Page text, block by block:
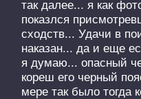
так далее... я как
показлся
сходств... Удачи в
наказан... да и еще
я думаю... опасный
кореш его черный
мере так было тогда